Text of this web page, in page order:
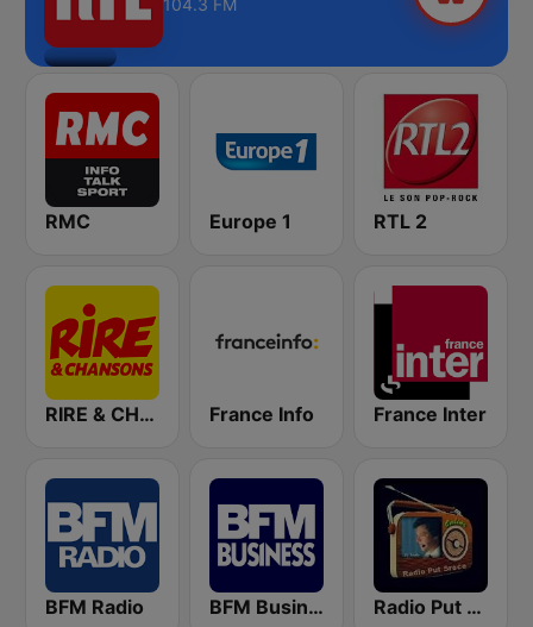
RMC Europe 1 RTL 2
RIRE & CHANSONS France Info France Inter
BFM Radio BFM Business 100.8 FM Radio Put Sreće